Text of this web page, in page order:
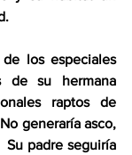
los especiales
de su hermana
raptos de
generaría asco,
Su padre seguiría